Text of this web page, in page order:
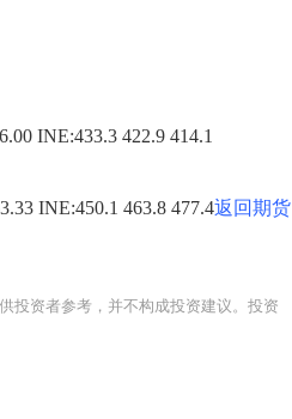
INE:433.3 422.9 414.1
INE:450.1 463.8 477.4返回期货
投资者参考，并不构成投资建议。投资